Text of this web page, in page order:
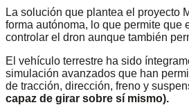
La solución que plantea el proyecto
forma autónoma, lo que permite que
controlar el dron aunque también
El vehículo terrestre ha sido
simulación avanzados que han
de tracción, dirección, freno y
capaz de girar sobre sí mismo).